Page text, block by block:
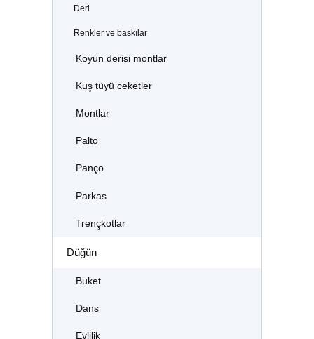
Deri
Renkler ve baskılar
Koyun derisi montlar
Kuş tüyü ceketler
Montlar
Palto
Panço
Parkas
Trençkotlar
Düğün
Buket
Dans
Evlilik